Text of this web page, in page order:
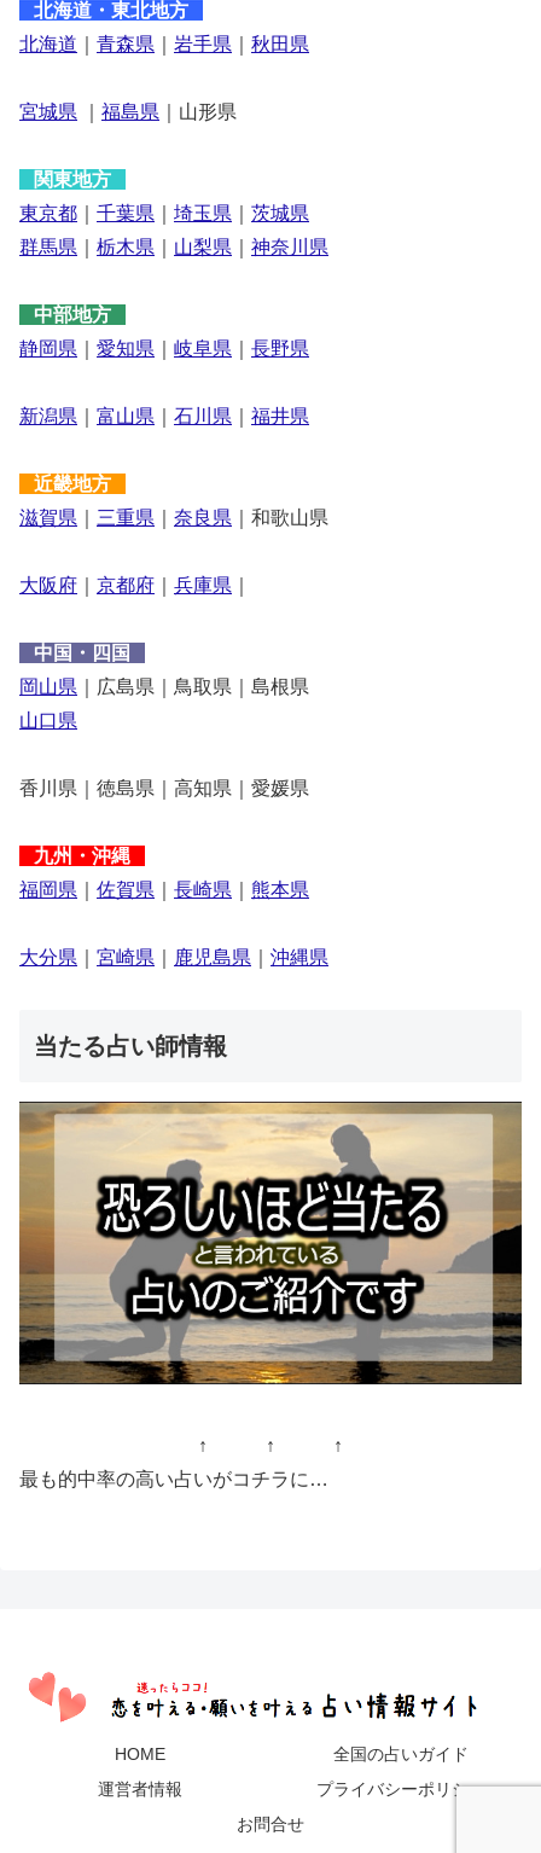
北海道・東北地方
北海道
青森県 岩手県 秋田県
宮城県 福島県 ｜山形県
関東地方
東京都
千葉県 埼玉県
茨城県
群馬県
栃木県 山梨県 神奈川県
中部地方
静岡県
愛知県 岐阜県 長野県
新潟県 富山県 石川県 福井県
近畿地方
滋賀県
三重県 奈良県 ｜和歌山県
大阪府 京都府 兵庫県
中国・四国
岡山県 ｜広島県｜鳥取県｜島根県
山口県
香川県｜徳島県｜高知県｜愛媛県
九州・沖縄
福岡県
佐賀県 長崎県 熊本県
大分県 宮崎県 鹿児島県 沖縄県
当たる占い師情報
↑ ↑ ↑
最も的中率の高い占いがコチラに…
HOME
全国の占いガイド
運営者情報
プライバシーポリシー
お問合せ